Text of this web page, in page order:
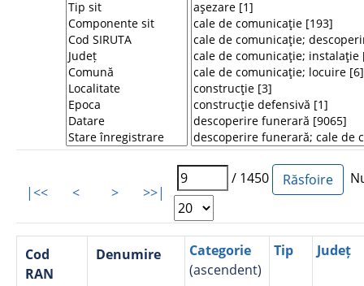
|<< < > >>|
/ 1450
Cod
RAN
Denumire
Categorie
(ascendent)
Tip Județ